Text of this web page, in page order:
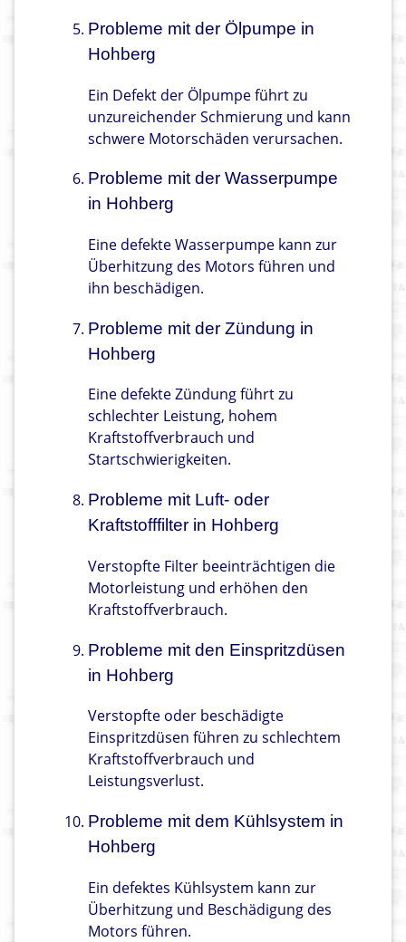
Probleme mit der Ölpumpe in
Hohberg
Ein Defekt der Ölpumpe führt zu
unzureichender Schmierung und kann
schwere Motorschäden verursachen.
Probleme mit der Wasserpumpe
in Hohberg
Eine defekte Wasserpumpe kann zur
Überhitzung des Motors führen und
ihn beschädigen.
Probleme mit der Zündung in
Hohberg
Eine defekte Zündung führt zu
schlechter Leistung, hohem
Kraftstoffverbrauch und
Startschwierigkeiten.
Probleme mit Luft- oder
Kraftstofffilter in Hohberg
Verstopfte Filter beeinträchtigen die
Motorleistung und erhöhen den
Kraftstoffverbrauch.
Probleme mit den Einspritzdüsen
in Hohberg
Verstopfte oder beschädigte
Einspritzdüsen führen zu schlechtem
Kraftstoffverbrauch und
Leistungsverlust.
Probleme mit dem Kühlsystem in
Hohberg
Ein defektes Kühlsystem kann zur
Überhitzung und Beschädigung des
Motors führen.